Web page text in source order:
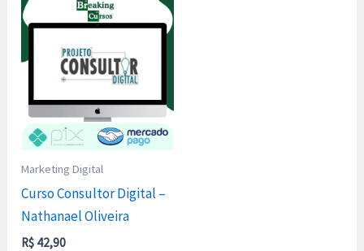
Marketing Digital
Curso Consultor Digital –
Nathanael Oliveira
R$ 42,90